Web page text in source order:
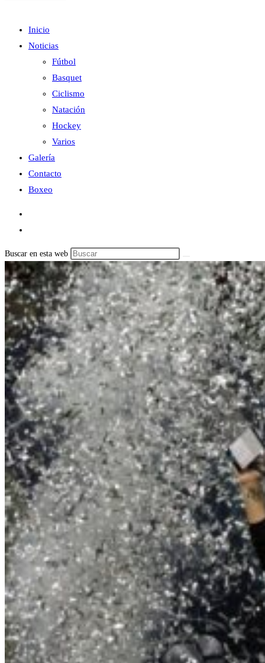
Inicio
Noticias
Fútbol
Basquet
Ciclismo
Natación
Hockey
Varios
Galería
Contacto
Boxeo
Buscar en esta web